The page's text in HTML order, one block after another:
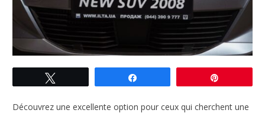
Découvrez une excellente option pour ceux qui cherchent une